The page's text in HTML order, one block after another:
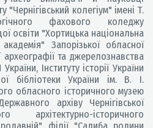
"Чернігівський колегіум" імені Т.
фахового коледжу
освіти "Хортицька національна
академія" Запорізької обласної
археографії та джерелознавства
Інституту історії України
бібліотеки України ім. В. І.
обласного історичного музею
архіву Чернігівської
архітектурно-історичного